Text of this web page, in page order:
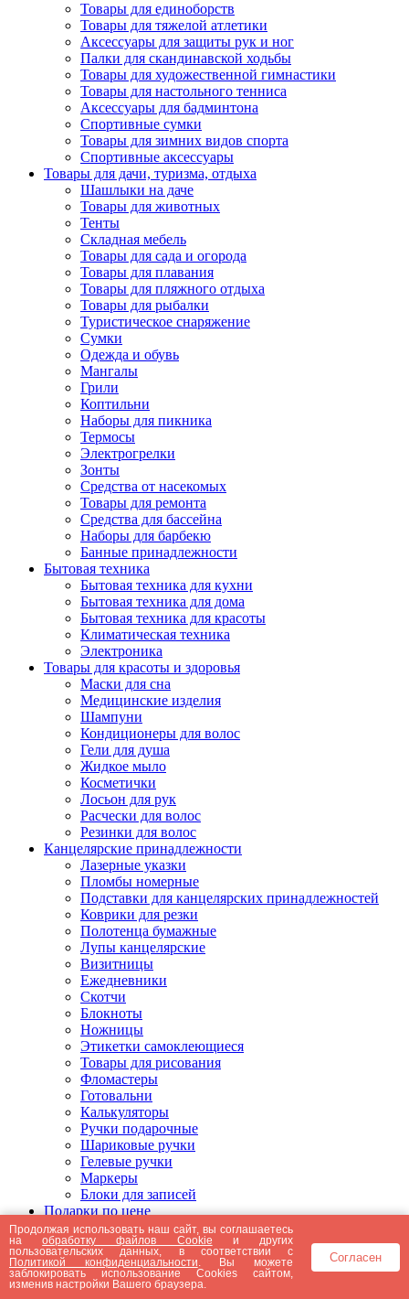
Товары для единоборств
Товары для тяжелой атлетики
Аксессуары для защиты рук и ног
Палки для скандинавской ходьбы
Товары для художественной гимнастики
Товары для настольного тенниса
Аксессуары для бадминтона
Спортивные сумки
Товары для зимних видов спорта
Спортивные аксессуары
Товары для дачи, туризма, отдыха
Шашлыки на даче
Товары для животных
Тенты
Складная мебель
Товары для сада и огорода
Товары для плавания
Товары для пляжного отдыха
Товары для рыбалки
Туристическое снаряжение
Сумки
Одежда и обувь
Мангалы
Грили
Коптильни
Наборы для пикника
Термосы
Электрогрелки
Зонты
Средства от насекомых
Товары для ремонта
Средства для бассейна
Наборы для барбекю
Банные принадлежности
Бытовая техника
Бытовая техника для кухни
Бытовая техника для дома
Бытовая техника для красоты
Климатическая техника
Электроника
Товары для красоты и здоровья
Маски для сна
Медицинские изделия
Шампуни
Кондиционеры для волос
Гели для душа
Жидкое мыло
Косметички
Лосьон для рук
Расчески для волос
Резинки для волос
Канцелярские принадлежности
Лазерные указки
Пломбы номерные
Подставки для канцелярских принадлежностей
Коврики для резки
Полотенца бумажные
Лупы канцелярские
Визитницы
Ежедневники
Скотчи
Блокноты
Ножницы
Этикетки самоклеющиеся
Товары для рисования
Фломастеры
Готовальни
Калькуляторы
Ручки подарочные
Шариковые ручки
Гелевые ручки
Маркеры
Блоки для записей
Подарки по цене
Подарки от 5000 рублей
Подарки до 5000 рублей
Подарки до 3000 рублей
Подарки до 2000 рублей
Подарки до 1000 рублей
Продолжая использовать наш сайт, вы соглашаетесь
наобработку файлов Cookie и других
пользовательских данных, в соответствии с
Политикой конфиденциальности . Вы можете
заблокировать использование Cookies сайтом,
изменив настройки Вашего браузера.
Согласен